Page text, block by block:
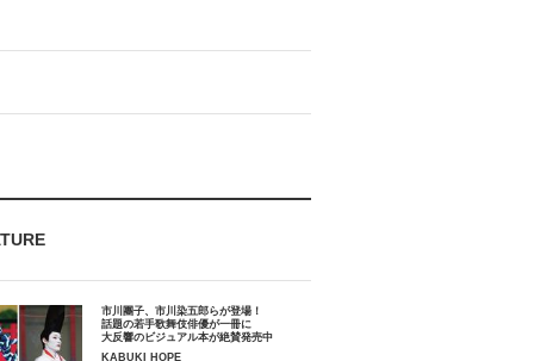
市川團子、市川染五郎らが登場！
話題の若手歌舞伎俳優が一冊に
大反響のビジュアル本が絶賛発売中
KABUKI HOPE